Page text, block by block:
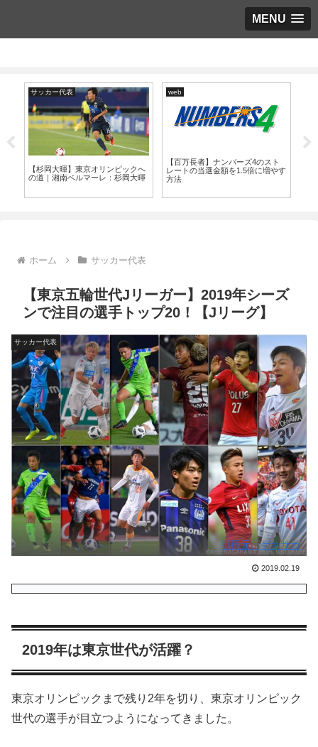
MENU
サッカー代表
【杉岡大暉】東京オリンピックへ
の道｜湘南ベルマーレ：杉岡大暉
web
【百万長者】ナンバーズ4のスト
レートの当選金額を1.5倍に増やす
方法
ホーム サッカー代表
【東京五輪世代Jリーガー】2019年シーズ
ンで注目の選手トップ20！【Jリーグ】
サッカー代表
引用元：ゲキサカ
2019.02.19
2019年は東京世代が活躍？
東京オリンピックまで残り2年を切り、東京オリンピック
世代の選手が目立つようになってきました。